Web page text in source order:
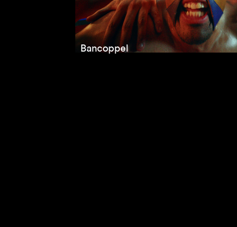
Bancoppel